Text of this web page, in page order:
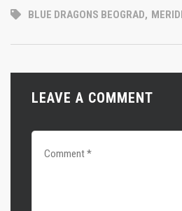
BLUE DRAGONS BEOGRAD,
LEAVE A COMMENT